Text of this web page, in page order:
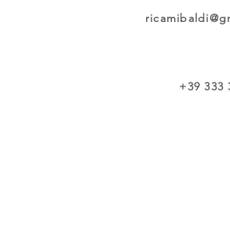
+39 333